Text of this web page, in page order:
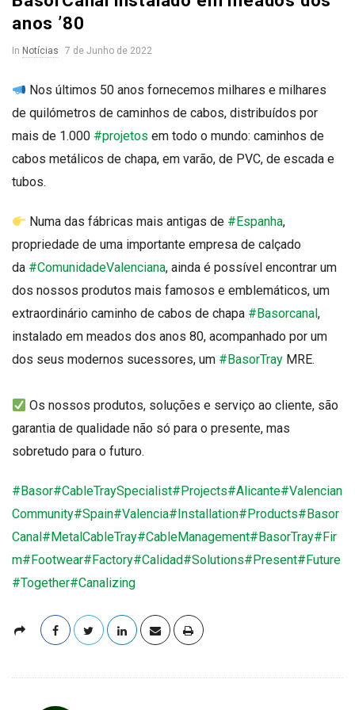
a
o
r
E
l
e
c
t
i
anos ’80
In Notícias
P
b
l
s
a
t
e
7 de Junho de 2022
Nos últimos 50 anos fornecemos milhares e milhares
de quilómetros de caminhos de cabos, distribuídos por
mais de 1.000 #projetos em todo o mundo: caminhos de
cabos metálicos de chapa, em varão, de PVC, de escada e
tubos.
Numa das fábricas mais antigas de #Espanha,
propriedade de uma importante empresa de calçado
da #ComunidadeValenciana, ainda é possível encontrar um
dos nossos produtos mais famosos e emblemáticos, um
extraordinário caminho de cabos de chapa #Basorcanal ,
instalado em meados dos anos 80, acompanhado por um
dos seus modernos sucessores, um #BasorTray MRE.
Os nossos produtos, soluções e serviço ao cliente, são
garantia de qualidade não só para o presente, mas
sobretudo para o futuro.
#Basor#CableTraySpecialist#Projects#Alicante#Valencian
Community#Spain#Valencia#Installation#Products#Basor
Canal #MetalCableTray#CableManagement#BasorTray#Fir
m#Footwear#Factory#Calidad#Solutions#Present#Future
#Together#Canalizing